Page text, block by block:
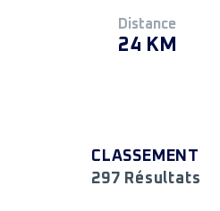
Distance
24 KM
CLASSEMENT
297 Résultats